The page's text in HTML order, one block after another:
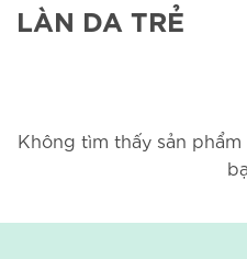
LÀN DA TRẺ
Không tìm thấy sản